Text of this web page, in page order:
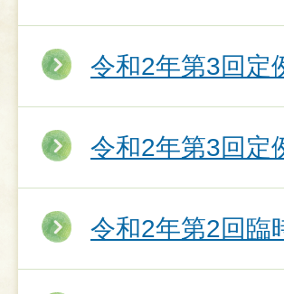
令和2年第3回定
令和2年第3回定
令和2年第2回臨